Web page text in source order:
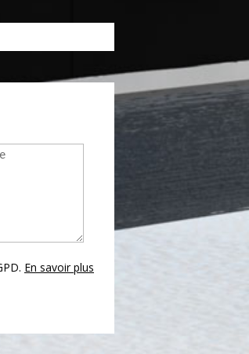
En savoir plus